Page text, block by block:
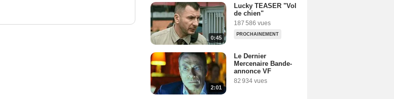
0:45
Lucky TEASER "Vol
de chien"
187 586 vues
PROCHAINEMENT
2:01
Le Dernier
Mercenaire Bande-
annonce VF
82 934 vues